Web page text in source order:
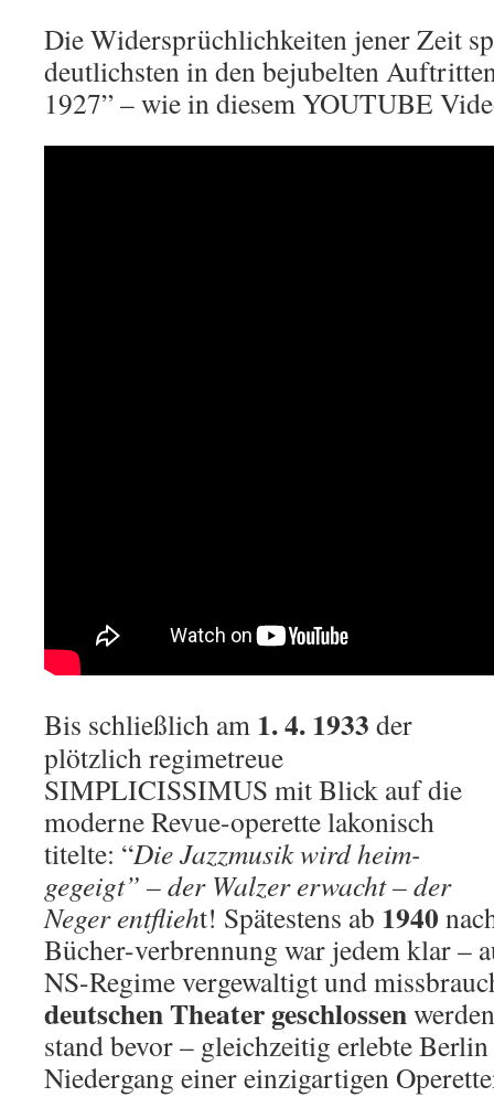
Die Widersprüchlichkeiten jener Zeit
deutlichsten in den bejubelten
1927” – wie in diesem YOUTUBE
Bis schließlich am 1. 4. 1933 der
plötzlich regimetreue
SIMPLICISSIMUS mit Blick auf die
moderne Revue-operette lakonisch
titelte: “Die Jazzmusik wird heim-
gegeigt” – der Walzer erwacht – der
Neger entflieht! Spätestens ab 1940
Bücher-verbrennung war jedem klar –
NS-Regime vergewaltigt und
deutschen Theater geschlossen
stand bevor – gleichzeitig erlebte
Niedergang einer einzigartigen